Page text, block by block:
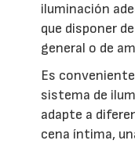
iluminación
que disponer
general o de
Es
sistema de
adapte a
cena íntima,